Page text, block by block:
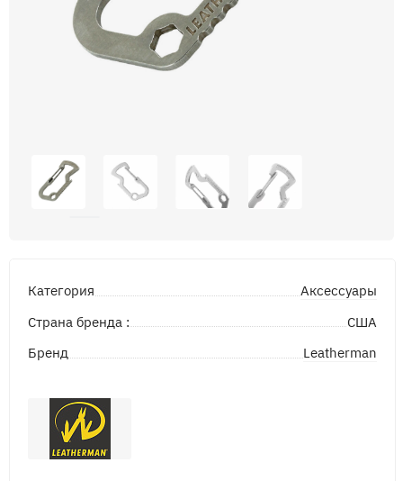
Категория
Аксессуары
Страна бренда :
США
Бренд
Leatherman